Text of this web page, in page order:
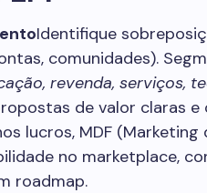
Identifique
comunidades).
revenda, serviços,
de valor claras e
lucros, MDF (Marketing
no marketplace,
roadmap.